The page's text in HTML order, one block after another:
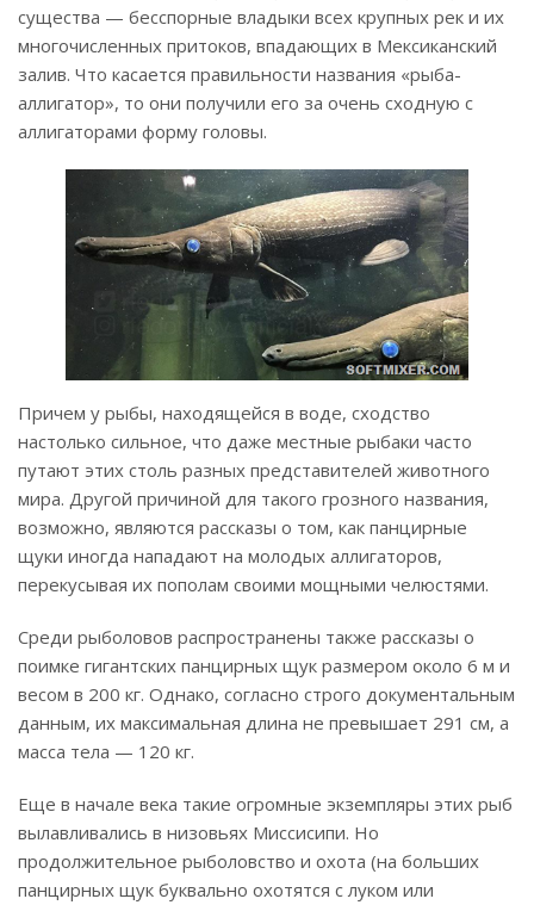
существа — бесспорные владыки всех крупных рек и их
многочисленных притоков, впадающих в Мексиканский
залив. Что касается правильности названия «рыба-
аллигатор», то они получили его за очень сходную с
аллигаторами форму головы.
Причем у рыбы, находящейся в воде, сходство
настолько сильное, что даже местные рыбаки часто
путают этих столь разных представителей животного
мира. Другой причиной для такого грозного названия,
возможно, являются рассказы о том, как панцирные
щуки иногда нападают на молодых аллигаторов,
перекусывая их пополам своими мощными челюстями.
Среди рыболовов распространены также рассказы о
поимке гигантских панцирных щук размером около 6 м и
весом в 200 кг. Однако, согласно строго документальным
данным, их максимальная длина не превышает 291 см, а
масса тела — 120 кг.
Еще в начале века такие огромные экземпляры этих рыб
вылавливались в низовьях Миссисипи. Но
продолжительное рыболовство и охота (на больших
панцирных щук буквально охотятся с луком или